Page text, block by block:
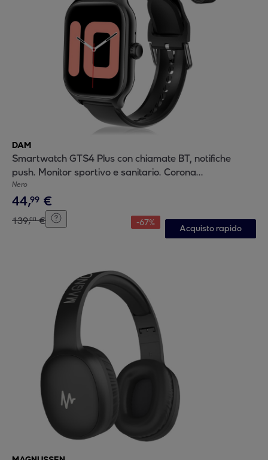
DAM
Smartwatch GTS4 Plus con chiamate BT, notifiche
push. Monitor sportivo e sanitario. Corona
multifunzione. 2 cinturini in silicone e metallo.
Nero
44,99 €
139,00 € -67%
Acquisto rapido